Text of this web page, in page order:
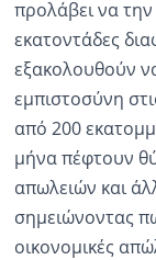
προλάβει να την
εκατοντάδες
εξακολουθούν
εμπιστοσύνη
από 200
μήνα πέφτουν
απωλειών και
σημειώνοντας
οικονομικές